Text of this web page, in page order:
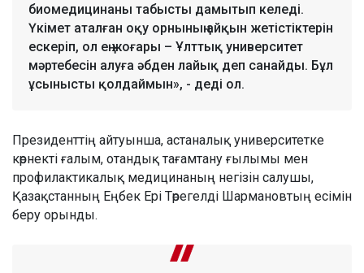
биомедицинаны табысты дамытып келеді.
Үкімет аталған оқу орнының айқын жетістіктерін
ескеріп, ол ең жоғары – Ұлттық университет
мәртебесін алуға әбден лайық деп санайды. Бұл
ұсынысты қолдаймын», - деді ол.
Президенттің айтуынша, астаналық университетке
көрнекті ғалым, отандық тағамтану ғылымы мен
профилактикалық медицинаның негізін салушы,
Қазақстанның Еңбек Ері Төрегелді Шармановтың есімін
беру орынды.